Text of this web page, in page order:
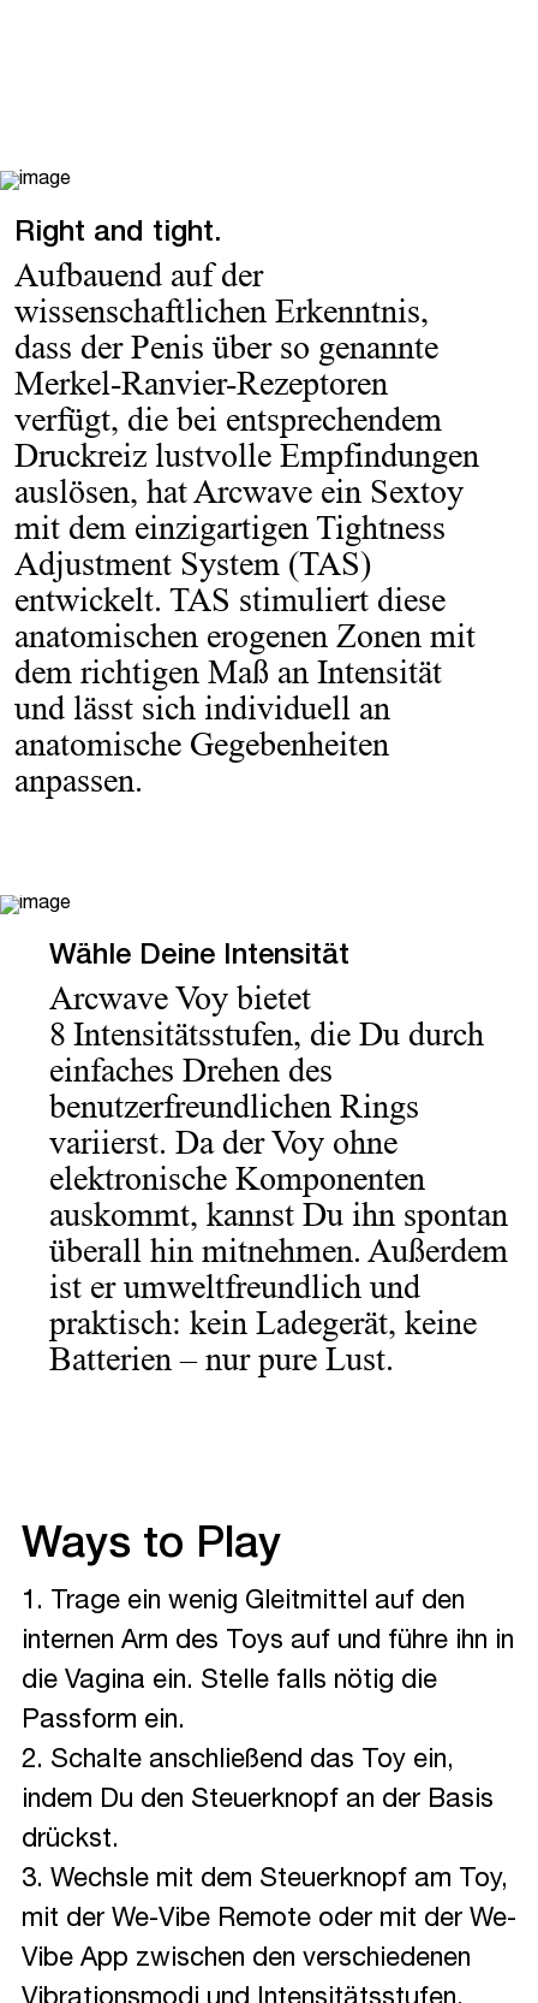
Right and tight.
Aufbauend auf der
wissenschaftlichen Erkenntnis,
dass der Penis über so genannte
Merkel-Ranvier-Rezeptoren
verfügt, die bei entsprechendem
Druckreiz lustvolle Empfindungen
auslösen, hat Arcwave ein Sextoy
mit dem einzigartigen Tightness
Adjustment System (TAS)
entwickelt. TAS stimuliert diese
anatomischen erogenen Zonen mit
dem richtigen Maß an Intensität
und lässt sich individuell an
anatomische Gegebenheiten
anpassen.
Wähle Deine Intensität
Arcwave Voy bietet
8 Intensitätsstufen, die Du durch
einfaches Drehen des
benutzerfreundlichen Rings
variierst. Da der Voy ohne
elektronische Komponenten
auskommt, kannst Du ihn spontan
überall hin mitnehmen. Außerdem
ist er umweltfreundlich und
praktisch: kein Ladegerät, keine
Batterien – nur pure Lust.
Ways to Play
1. Trage ein wenig Gleitmittel auf den
internen Arm des Toys auf und führe ihn in
die Vagina ein. Stelle falls nötig die
Passform ein.
2. Schalte anschließend das Toy ein,
indem Du den Steuerknopf an der Basis
drückst.
3. Wechsle mit dem Steuerknopf am Toy,
mit der We-Vibe Remote oder mit der We-
Vibe App zwischen den verschiedenen